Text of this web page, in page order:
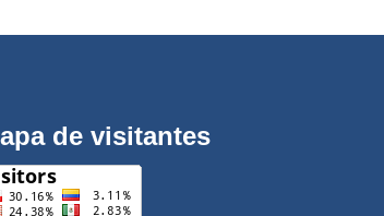
de visitantes